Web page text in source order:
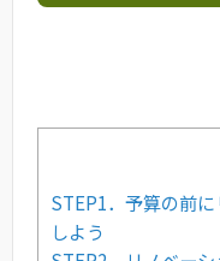
STEP1．予算の前
しよう